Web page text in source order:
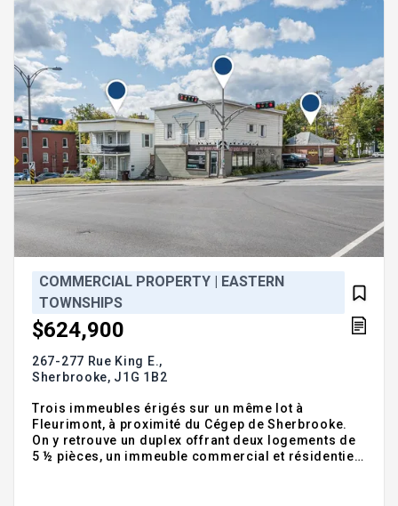
d'enseignement et transports en commun.
Addendum:FONDS DE CO
COMMERCIAL PROPERTY | EASTERN
TOWNSHIPS
$624,900
267-277 Rue King E.,
Sherbrooke, J1G 1B2
Trois immeubles érigés sur un même lot à
Fleurimont, à proximité du Cégep de Sherbrooke.
On y retrouve un duplex offrant deux logements de
5 ½ pièces, un immeuble commercial et résidentiel